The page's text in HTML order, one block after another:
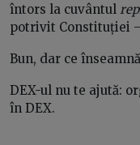
întors la cuvântul
potrivit Constituției
Bun, dar ce înseamnă
DEX-ul nu te ajută:
în DEX.